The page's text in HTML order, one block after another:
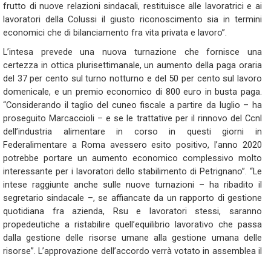
frutto di nuove relazioni sindacali, restituisce alle lavoratrici e ai
lavoratori della Colussi il giusto riconoscimento sia in termini
economici che di bilanciamento fra vita privata e lavoro”.
L’intesa prevede una nuova turnazione che fornisce una
certezza in ottica plurisettimanale, un aumento della paga oraria
del 37 per cento sul turno notturno e del 50 per cento sul lavoro
domenicale, e un premio economico di 800 euro in busta paga.
“Considerando il taglio del cuneo fiscale a partire da luglio – ha
proseguito Marcaccioli – e se le trattative per il rinnovo del Ccnl
dell’industria alimentare in corso in questi giorni in
Federalimentare a Roma avessero esito positivo, l’anno 2020
potrebbe portare un aumento economico complessivo molto
interessante per i lavoratori dello stabilimento di Petrignano”. “Le
intese raggiunte anche sulle nuove turnazioni – ha ribadito il
segretario sindacale –, se affiancate da un rapporto di gestione
quotidiana fra azienda, Rsu e lavoratori stessi, saranno
propedeutiche a ristabilire quell’equilibrio lavorativo che passa
dalla gestione delle risorse umane alla gestione umana delle
risorse”. L’approvazione dell’accordo verrà votato in assemblea il